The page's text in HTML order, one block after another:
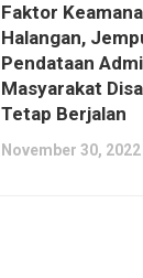
Faktor
Halangan,
Pendataan
Masyarakat
Tetap Berjalan
November 30, 2022